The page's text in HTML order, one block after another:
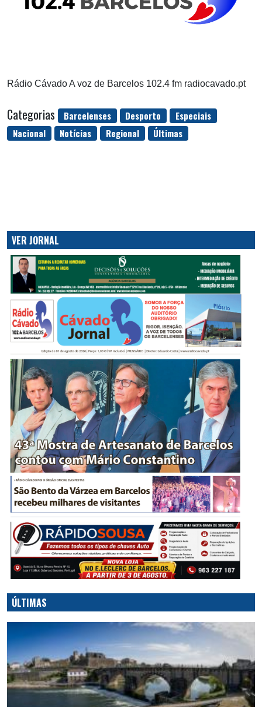
Rádio Cávado A voz de Barcelos 102.4 fm radiocavado.pt
Categorias Barcelenses Desporto
Especiais
Nacional
Notícias Regional Últimas
VER JORNAL
ÚLTIMAS